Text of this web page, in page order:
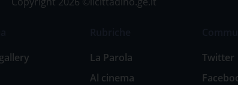
La Parola
Al cinema
Twitter